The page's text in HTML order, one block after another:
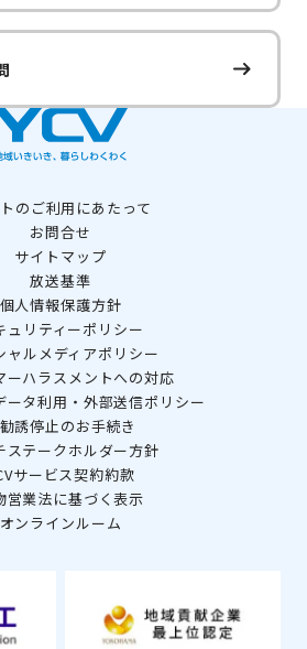
のご利用にあたって
お問合せ
サイトマップ
放送基準
個人情報保護方針
ュリティーポリシー
ャルメディアポリシー
ーハラスメントへの対応
ータ利用・外部送信ポリシー
誘停止のお手続き
ステークホルダー方針
サービス契約約款
営業法に基づく表示
オンラインルーム